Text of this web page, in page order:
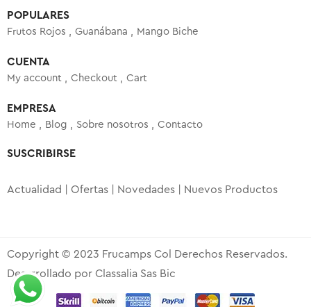
POPULARES
Frutos Rojos Guanábana Mango Biche
CUENTA
My account Checkout Cart
EMPRESA
Home Blog Sobre nosotros Contacto
SUSCRIBIRSE
Actualidad | Ofertas | Novedades | Nuevos Productos
Copyright © 2023 Frucamps Col Derechos Reservados.
Desarrollado por Classalia Sas Bic